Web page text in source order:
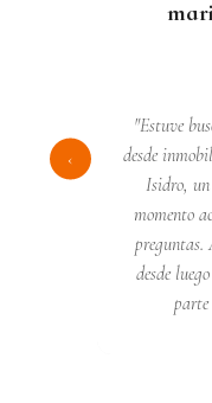
‹
"Estuve
desde
Isidro,
momento
preguntas.
desde
parte